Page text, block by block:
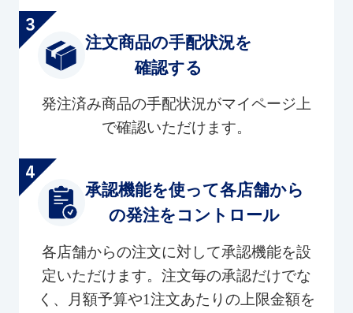
注文商品の手配状況を
確認する
発注済み商品の手配状況がマイページ上
で確認いただけます。
承認機能を使って各店舗から
の発注をコントロール
各店舗からの注文に対して承認機能を設
定いただけます。注文毎の承認だけでな
く、月額予算や1注文あたりの上限金額を